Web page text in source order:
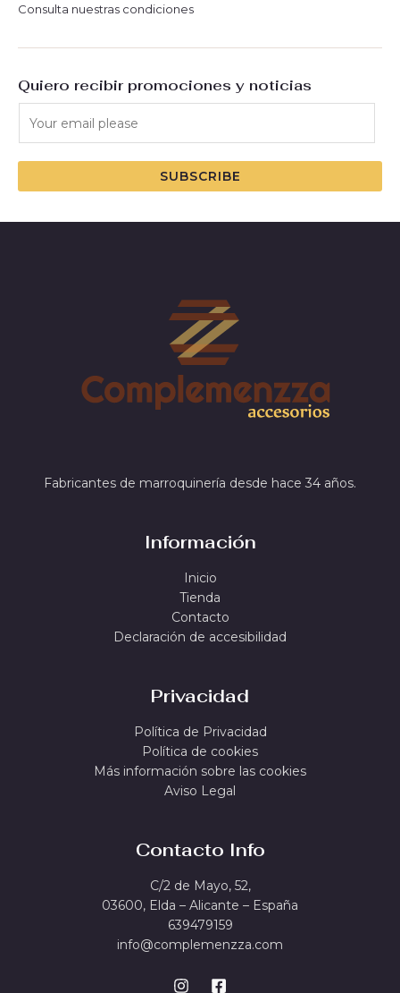
Consulta nuestras condiciones
Quiero recibir promociones y noticias
SUBSCRIBE
Fabricantes de marroquinería desde hace 34 años.
Información
Inicio
Tienda
Contacto
Declaración de accesibilidad
Privacidad
Política de Privacidad
Política de cookies
Más información sobre las cookies
Aviso Legal
Contacto Info
C/2 de Mayo, 52,
03600, Elda – Alicante – España
639479159
info@complemenzza.com